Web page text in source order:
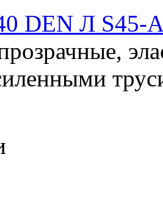
DEN Л S45-